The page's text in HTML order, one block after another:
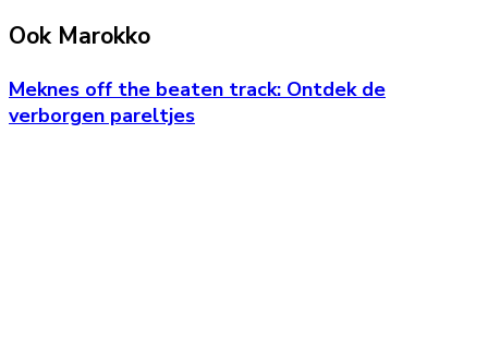
Ook Marokko
Meknes off the beaten track: Ontdek de
verborgen pareltjes